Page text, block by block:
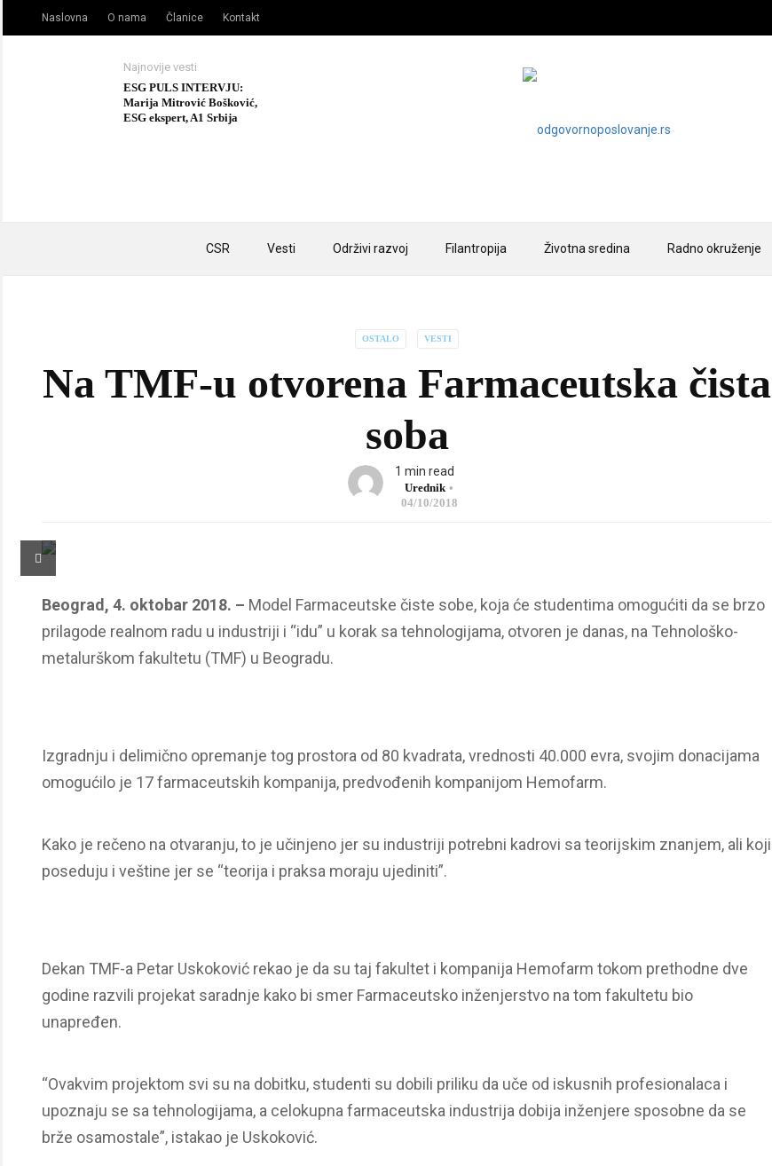
CSR Vesti Održivi razvoj Filantropija Životna sredina Radno okruženje
Najnovije vesti
ESG PULS INTERVJU:
Marija Mitrović Bošković,
ESG ekspert, A1 Srbija
Naslovna O nama Članice Kontakt
OSTALO VESTI
Na TMF-u otvorena Farmaceutska čista
soba
1 min read
Urednik
04/10/2018
Beograd, 4. oktobar 2018. – Model Farmaceutske čiste sobe, koja će studentima omogućiti da se brzo
prilagode realnom radu u industriji i “idu” u korak sa tehnologijama, otvoren je danas, na Tehnološko-
metalurškom fakultetu (TMF) u Beogradu.
Izgradnju i delimično opremanje tog prostora od 80 kvadrata, vrednosti 40.000 evra, svojim donacijama
omogućilo je 17 farmaceutskih kompanija, predvođenih kompanijom Hemofarm.
Kako je rečeno na otvaranju, to je učinjeno jer su industriji potrebni kadrovi sa teorijskim znanjem, ali koji
poseduju i veštine jer se “teorija i praksa moraju ujediniti”.
Dekan TMF-a Petar Uskoković rekao je da su taj fakultet i kompanija Hemofarm tokom prethodne dve
godine razvili projekat saradnje kako bi smer Farmaceutsko inženjerstvo na tom fakultetu bio
unapređen.
“Ovakvim projektom svi su na dobitku, studenti su dobili priliku da uče od iskusnih profesionalaca i
upoznaju se sa tehnologijama, a celokupna farmaceutska industrija dobija inženjere sposobne da se
brže osamostale”, istakao je Uskoković.